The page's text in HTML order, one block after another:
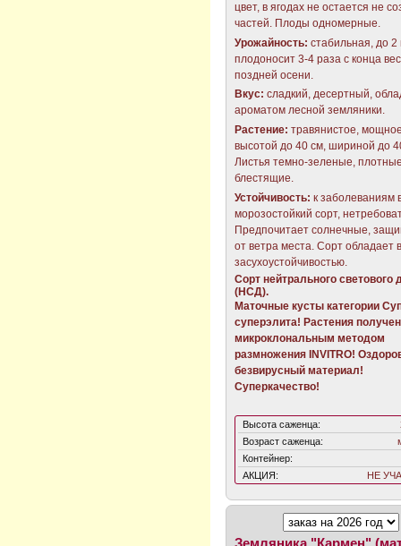
цвет, в ягодах не остается не
частей. Плоды одномерные.
Урожайность: стабильная, до 2
плодоносит 3-4 раза с конца
поздней осени.
Вкус: сладкий, десертный,
ароматом лесной земляники.
Растение: травянистое,
высотой до 40 см, шириной до
Листья темно-зеленые,
блестящие.
Устойчивость: к заболеваниям
морозостойкий сорт,
Предпочитает солнечные,
от ветра места. Сорт обладает
засухоустойчивостью.
Сорт нейтрального светового
(НСД).
Маточные кусты категории
cуперэлита! Растения
микроклональным методом
размножения INVITRO!
безвирусный материал!
Суперкачество!
Высота саженца:
Возраст саженца:
Контейнер:
АКЦИЯ:
НЕ